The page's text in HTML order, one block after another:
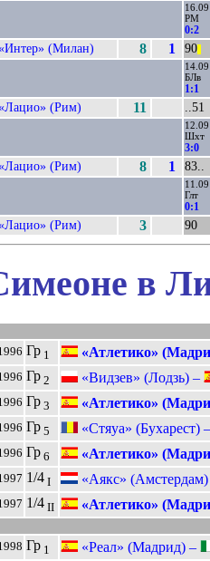
16.09
РМ
0:2
(Милан) 8 1 90
14.09
БЛв
1:1
(Рим) 11 ..51
12.09
Шхт
3:0
(Рим) 8 1 83..
11.09
Глт
0:1
(Рим) 3 90
в
Гр1
«Атлетико»
Гр2
«Видзев» (Лодзь) –
Гр3
«Атлетико»
Гр5
«Стяуа» (Бухарест)
Гр6
«Атлетико»
1/4I
«Аякс»
1/4II «Атлетико»
Гр1
«Реал» (Мадрид) –